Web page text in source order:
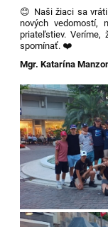
😊 Naši žiaci sa
nových vedomostí,
priateľstiev. Veríme,
spomínať. ❤️
Mgr. Katarína